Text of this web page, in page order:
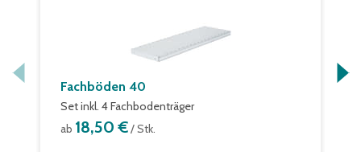
Fachböden 40
Set inkl. 4 Fachbodenträger
ab 18,50 €/ Stk.